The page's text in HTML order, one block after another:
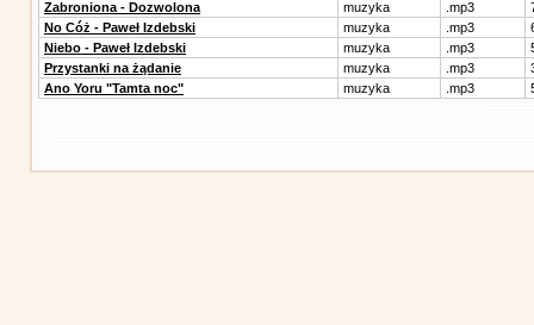
Zabroniona - Dozwolona
muzyka .mp3
No Cóż - Paweł Izdebski
muzyka .mp3
Niebo - Paweł Izdebski
muzyka .mp3
Przystanki na żądanie
muzyka .mp3
Ano Yoru "Tamta noc"
muzyka .mp3